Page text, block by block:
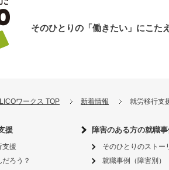
そのひとりの「働きたい」にこたえ
ワークス TOP 新着情報 就労移行支
援
支援
ろう？
障害のある方の就職事
そのひとりのストー
就職事例（障害別）